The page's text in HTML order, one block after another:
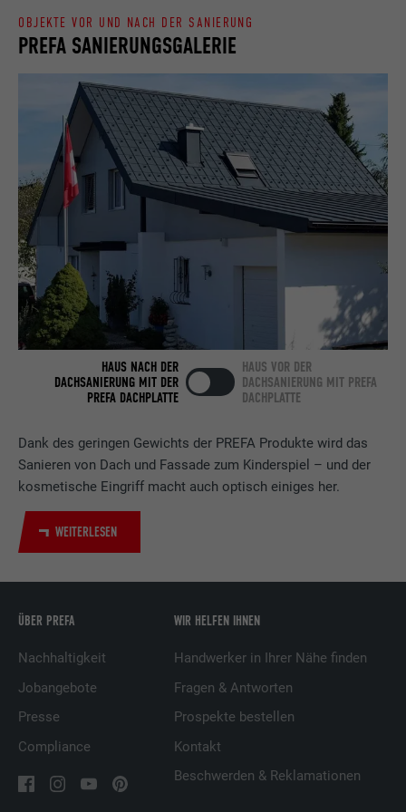
Dank des geringen Gewichts der PREFA Produkte wird das
Sanieren von Dach und Fassade zum Kinderspiel – und der
kosmetische Eingriff macht auch optisch einiges her.
WEITERLESEN
PREFA SANIERUNGSGALERIE
OBJEKTE VOR UND NACH DER SANIERUNG
HAUS NACH DER
DACHSANIERUNG MIT DER
PREFA DACHPLATTE
HAUS VOR DER
DACHSANIERUNG MIT PREFA
DACHPLATTE
ÜBER PREFA
Nachhaltigkeit
Jobangebote
Presse
Compliance
WIR HELFEN IHNEN
Handwerker in Ihrer Nähe finden
Fragen & Antworten
Prospekte bestellen
Kontakt
Beschwerden & Reklamationen
Name bcookie
Anbieter LinkedIn
Laufzeit 2 Jahre
Zweck
Verwendet vom Social-Networking-Dienst
LinkedIn für die Verfolgung der
Verwendung von eingebetteten
Dienstleistungen.
Name bscookie
Anbieter LinkedIn
Laufzeit 2 Jahre
Zweck
LinkedIn für die Verfolgung der
Verwendung von eingebetteten
Dienstleistungen.
Name
Anbieter LinkedIn
Laufzeit
Wird verwendet, um Besucher auf
mehreren Webseiten zu verfolgen, um
Präferenzen des Besuchers zu
präsentieren.